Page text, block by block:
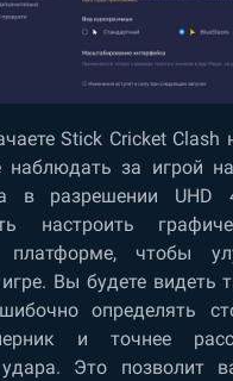
Stick Cricket Clash
наблюдать за игрой
в разрешении
настроить
чтобы
Вы будете видеть
определять
и точнее
удара. Это позволит